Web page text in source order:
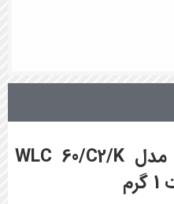
مدل WLC 60/C2/K
1 گرم